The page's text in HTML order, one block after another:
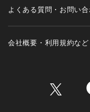
よくある質問・お問い合
会社概要・利用規約など